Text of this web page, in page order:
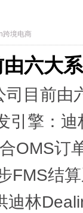
跨境电商
六大
目前
引擎：
OMS订
FMS结
迪林